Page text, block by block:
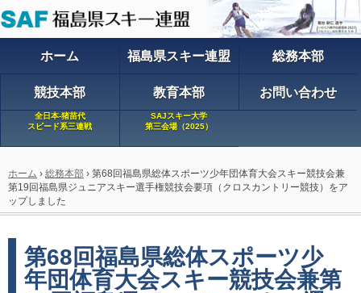
ホーム 福島県スキー連盟 総務本部
競技本部 教育本部 お問い合わせ
全日本-猪苗代
スピード系三連戦
SAJスキー大学
第三会場（2025）
ホーム › 総務本部 › 第68回福島県総体スポーツ少年団体育大会スキー競技会兼
第19回福島県ジュニアスキー選手権競技会要項（クロスカントリー競技）をア
ップしました
第68回福島県総体スポーツ少
年団体育大会スキー競技会兼第